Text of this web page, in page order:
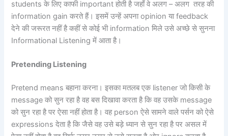
students के लिए काफी important होती है जहाँ वे अलग – अलग तरह की
information gain करते हैं। इसमें उन्हें अपना opinion या feedback
देने की जरूरत नहीं है कहीं से कोई भी information मिले उसे अच्छे से सुनना
Informational Listening में आता है।
Pretending Listening
Pretend means बहाना करना। इसका मतलब एक listener जो किसी के
message को सुन रहा है वह बस दिखावा करता है कि वह उसके message
को सुन रहा है पर ऐसा नहीं होता है। वह person ऐसे सामने वाले पर्सन को ऐसे
expressions देता है कि जैसे वह उसे बड़े ध्यान से सुन रहा है पर असल में